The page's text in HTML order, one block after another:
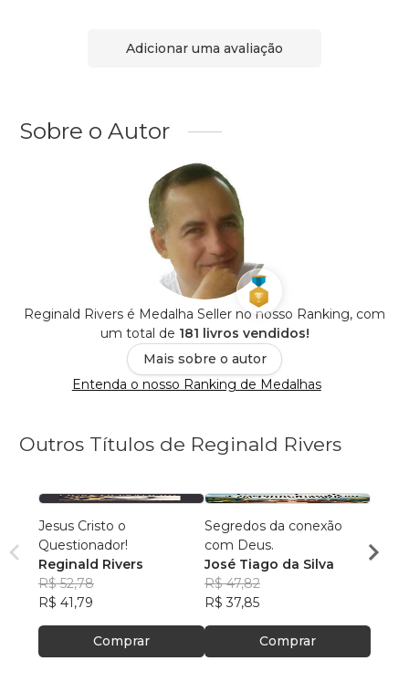
Adicionar uma avaliação
Sobre o Autor
Reginald Rivers é Medalha Seller no nosso Ranking, com
um total de 181 livros vendidos!
Mais sobre o autor
Entenda o nosso Ranking de Medalhas
Outros Títulos de Reginald Rivers
Jesus Cristo o
Questionador!
Reginald Rivers
R$ 52,78
R$ 41,79
Comprar
Segredos da conexão
com Deus.
José Tiago da Silva
R$ 47,82
R$ 37,85
Comprar
José
R$